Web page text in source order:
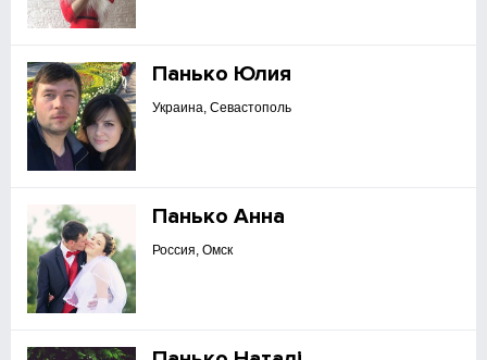
Панько Юлия
Украина, Севастополь
Панько Анна
Россия, Омск